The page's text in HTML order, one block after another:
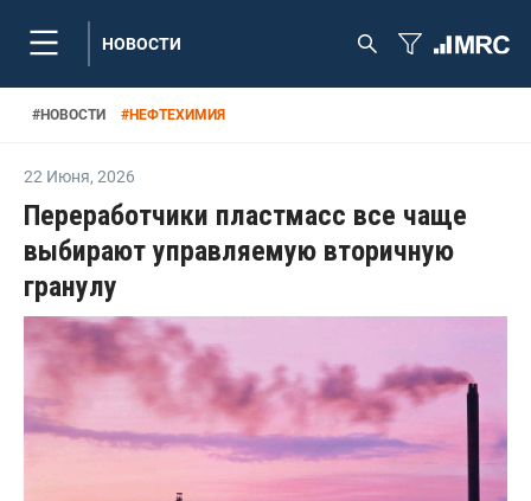
НОВОСТИ
#НОВОСТИ #НЕФТЕХИМИЯ
22 Июня, 2026
Переработчики пластмасс все чаще
выбирают управляемую вторичную
гранулу